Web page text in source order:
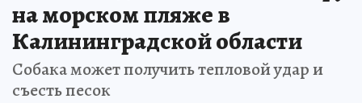
на морском пляже в
Калининградской области
Собака может получить тепловой удар и
съесть песок